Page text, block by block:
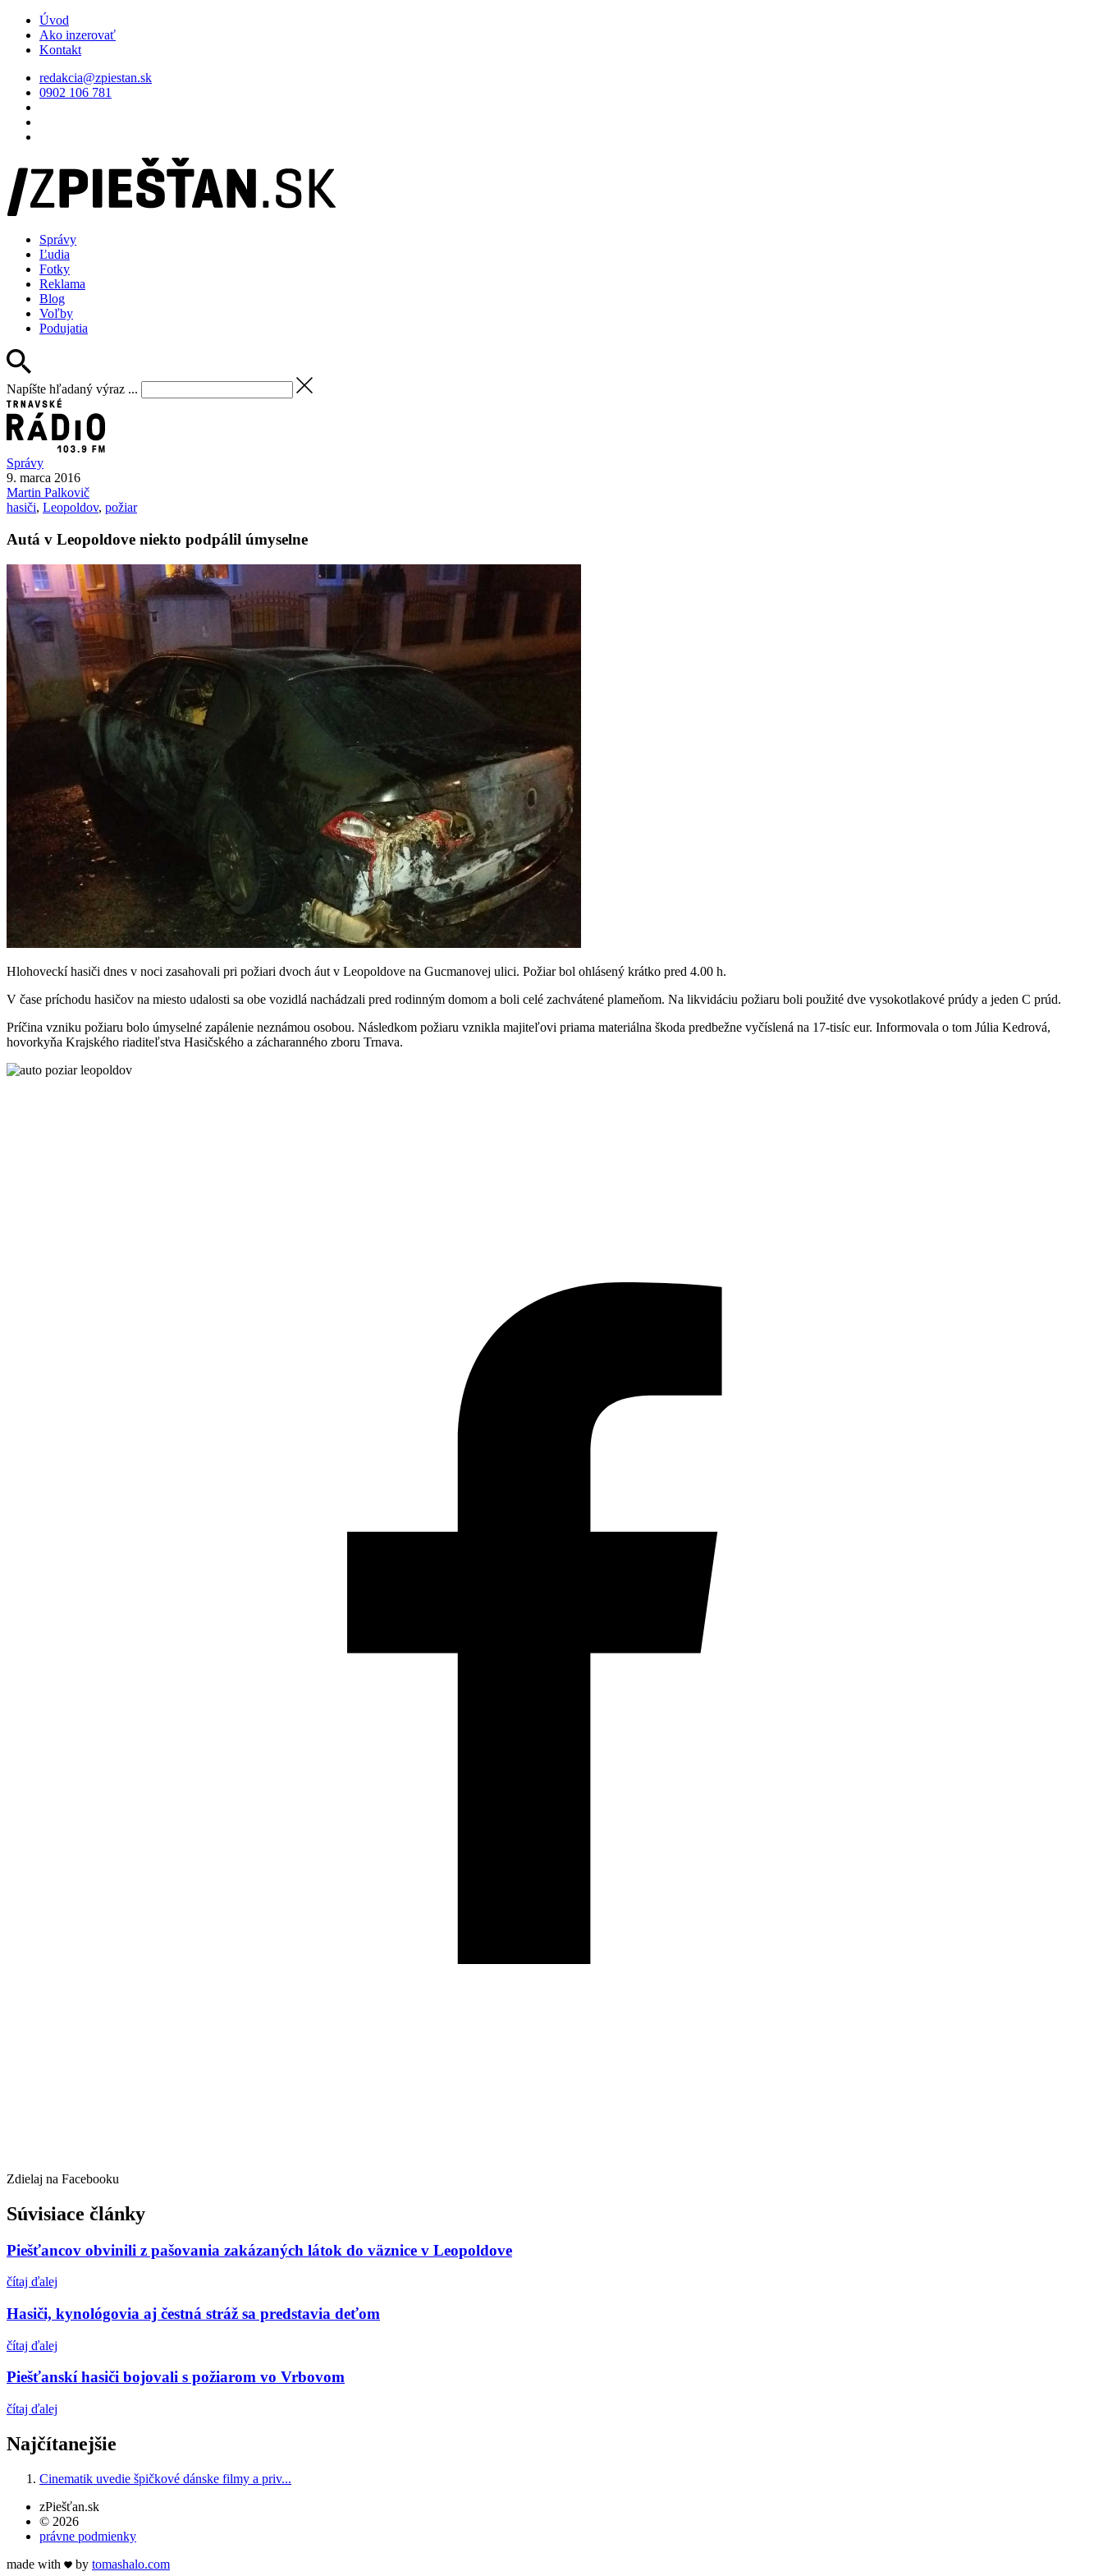
Úvod
Ako inzerovať
Kontakt
redakcia@zpiestan.sk
0902 106 781
Správy
Ľudia
Fotky
Reklama
Blog
Voľby
Podujatia
Napíšte hľadaný výraz ...
Správy
9. marca 2016
Martin Palkovič
hasiči, Leopoldov, požiar
Autá v Leopoldove niekto podpálil úmyselne
Hlohoveckí hasiči dnes v noci zasahovali pri požiari dvoch áut v Leopoldove na Gucmanovej ulici. Požiar bol ohlásený krátko pred 4.00 h.
V čase príchodu hasičov na miesto udalosti sa obe vozidlá nachádzali pred rodinným domom a boli celé zachvátené plameňom. Na likvidáciu požiaru boli použité dve vysokotlakové prúdy a jeden C prúd.
Príčina vzniku požiaru bolo úmyselné zapálenie neznámou osobou. Následkom požiaru vznikla majiteľovi priama materiálna škoda predbežne vyčíslená na 17-tisíc eur. Informovala o tom Júlia Kedrová,
hovorkyňa Krajského riaditeľstva Hasičského a zácharanného zboru Trnava.
Zdielaj na Facebooku
Súvisiace články
Piešťancov obvinili z pašovania zakázaných látok do väznice v Leopoldove
čítaj ďalej
Hasiči, kynológovia aj čestná stráž sa predstavia deťom
čítaj ďalej
Piešťanskí hasiči bojovali s požiarom vo Vrbovom
čítaj ďalej
Najčítanejšie
Cinematik uvedie špičkové dánske filmy a priv...
zPiešťan.sk
© 2026
právne podmienky
made with
by tomashalo.com